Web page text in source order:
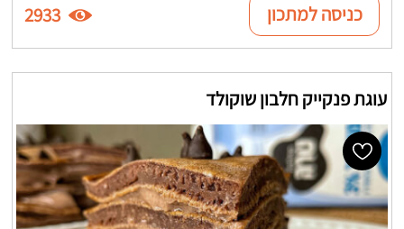
כניסה למתכון 2933
עוגת פנקייק חלבון שוקולד